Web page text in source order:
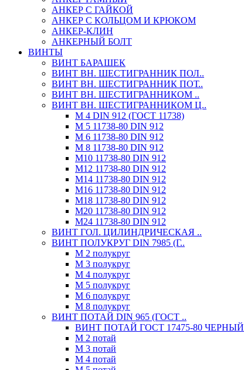
АНКЕР С ГАЙКОЙ
АНКЕР С КОЛЬЦОМ И КРЮКОМ
АНКЕР-КЛИН
АНКЕРНЫЙ БОЛТ
ВИНТЫ
ВИНТ БАРАШЕК
ВИНТ ВН. ШЕСТИГРАННИК ПОЛ..
ВИНТ ВН. ШЕСТИГРАННИК ПОТ..
ВИНТ ВН. ШЕСТИГРАННИКОМ ..
ВИНТ ВН. ШЕСТИГРАННИКОМ Ц..
М 4 DIN 912 (ГОСТ 11738)
М 5 11738-80 DIN 912
М 6 11738-80 DIN 912
М 8 11738-80 DIN 912
М10 11738-80 DIN 912
М12 11738-80 DIN 912
М14 11738-80 DIN 912
М16 11738-80 DIN 912
М18 11738-80 DIN 912
М20 11738-80 DIN 912
М24 11738-80 DIN 912
ВИНТ ГОЛ. ЦИЛИНДРИЧЕСКАЯ ..
ВИНТ ПОЛУКРУГ DIN 7985 (Г..
М 2 полукруг
М 3 полукруг
М 4 полукруг
М 5 полукруг
М 6 полукруг
М 8 полукруг
ВИНТ ПОТАЙ DIN 965 (ГОСТ ..
ВИНТ ПОТАЙ ГОСТ 17475-80 ЧЕРНЫЙ
М 2 потай
М 3 потай
М 4 потай